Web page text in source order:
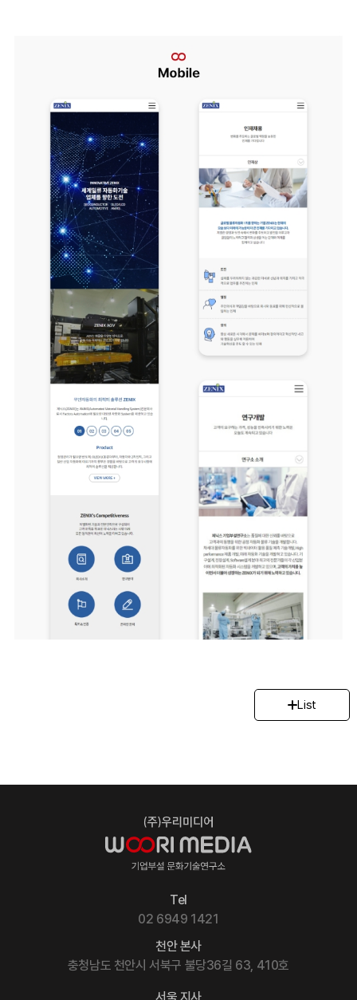
List
천안 본사
충청남도 천안시 서북구 불당36길 63, 410호
Tel
02 6949 1421